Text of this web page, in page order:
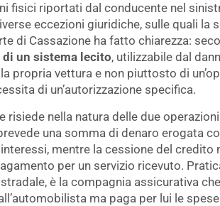
fisici riportati dal conducente nel
eccezioni giuridiche, sulle quali la
di Cassazione ha fatto chiarezza:
un sistema lecito, utilizzabile dal
propria vettura e non piuttosto di
di un’autorizzazione specifica.
risiede nella natura delle due
una somma di denaro erogata
mentre la cessione del
per un servizio ricevuto.
è la compagnia assicurativa
ma paga per lui le